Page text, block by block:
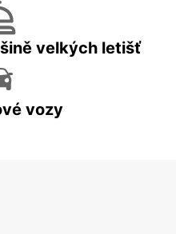
velkých letišť
vozy